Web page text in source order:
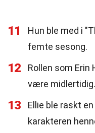
11
Hun ble med i
femte sesong.
12
Rollen som Erin
være midlertidig.
13
Ellie ble raskt
karakteren